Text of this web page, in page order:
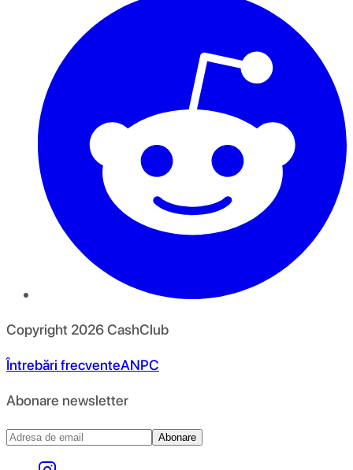
Copyright 2026CashClub
Întrebări frecventeANPC
Abonare newsletter
Abonare